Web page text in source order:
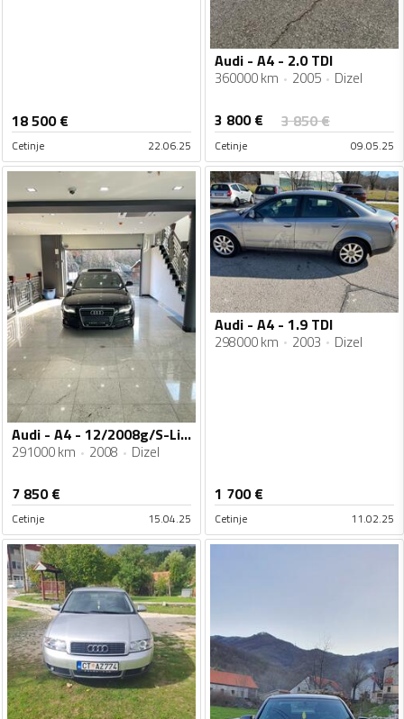
18 500€
Cetinje 22.06.25
Audi - A4 - 2.0 TDI
360000 km 2005 Dizel
3 800€ 3 850€
Cetinje 09.05.25
Audi - A4 - 12/2008g/S-Line
291000 km 2008 Dizel
7 850€
Cetinje 15.04.25
Audi - A4 - 1.9 TDI
298000 km 2003 Dizel
1 700€
Cetinje 11.02.25